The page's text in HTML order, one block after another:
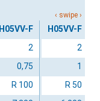
H05VV-F
2
0,75
R 100
H05VV-F
2
1
R 50